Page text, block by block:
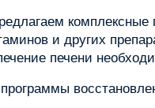
комплексные
и других
печени